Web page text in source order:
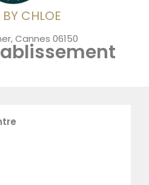
CHLOE
Cannes 06150